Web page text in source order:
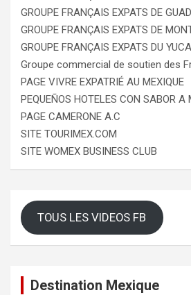
GROUPE FRANÇAIS EXPATS DE
GROUPE FRANÇAIS EXPATS DE
GROUPE FRANÇAIS EXPATS DU
Groupe commercial de soutien des
PAGE VIVRE EXPATRIÉ AU MEXIQUE
PEQUEÑOS HOTELES CON SABOR A
PAGE CAMERONE A.C
SITE TOURIMEX.COM
SITE WOMEX BUSINESS CLUB
TOUS LES VIDEOS FB
Destination Mexique